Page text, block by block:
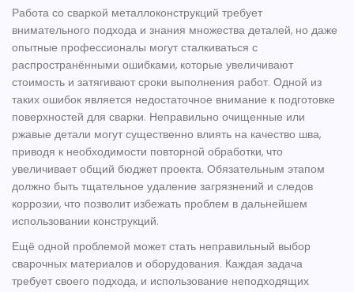
Работа со сваркой металлоконструкций требует
внимательного подхода и знания множества деталей, но даже
опытные профессионалы могут сталкиваться с
распространёнными ошибками, которые увеличивают
стоимость и затягивают сроки выполнения работ. Одной из
таких ошибок является недостаточное внимание к подготовке
поверхностей для сварки. Неправильно очищенные или
ржавые детали могут существенно влиять на качество шва,
приводя к необходимости повторной обработки, что
увеличивает общий бюджет проекта. Обязательным этапом
должно быть тщательное удаление загрязнений и следов
коррозии, что позволит избежать проблем в дальнейшем
использовании конструкций.
Ещё одной проблемой может стать неправильный выбор
сварочных материалов и оборудования. Каждая задача
требует своего подхода, и использование неподходящих